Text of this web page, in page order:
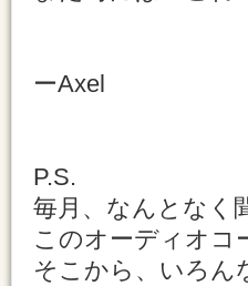
ーAxel
P.S.
毎月、なんとなく
このオーディオコ
そこから、いろん